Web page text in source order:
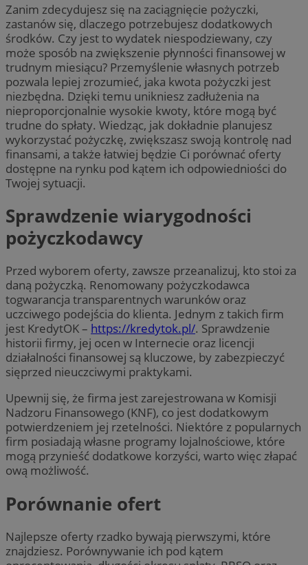
Zanim zdecydujesz się na zaciągnięcie pożyczki,
zastanów się, dlaczego potrzebujesz dodatkowych
środków. Czy jest to wydatek niespodziewany, czy
może sposób na zwiększenie płynności finansowej w
trudnym miesiącu? Przemyślenie własnych potrzeb
pozwala lepiej zrozumieć, jaka kwota pożyczki jest
niezbędna. Dzięki temu unikniesz zadłużenia na
nieproporcjonalnie wysokie kwoty, które mogą być
trudne do spłaty. Wiedząc, jak dokładnie planujesz
wykorzystać pożyczkę, zwiększasz swoją kontrolę nad
finansami, a także łatwiej będzie Ci porównać oferty
dostępne na rynku pod kątem ich odpowiedniości do
Twojej sytuacji.
Sprawdzenie wiarygodności
pożyczkodawcy
Przed wyborem oferty, zawsze przeanalizuj, kto stoi za
daną pożyczką. Renomowany pożyczkodawca
togwarancja transparentnych warunków oraz
uczciwego podejścia do klienta. Jednym z takich firm
jest KredytOK – https://kredytok.pl/. Sprawdzenie
historii firmy, jej ocen w Internecie oraz licencji
działalności finansowej są kluczowe, by zabezpieczyć
sięprzed nieuczciwymi praktykami.
Upewnij się, że firma jest zarejestrowana w Komisji
Nadzoru Finansowego (KNF), co jest dodatkowym
potwierdzeniem jej rzetelności. Niektóre z popularnych
firm posiadają własne programy lojalnościowe, które
mogą przynieść dodatkowe korzyści, warto więc złapać
ową możliwość.
Porównanie ofert
Najlepsze oferty rzadko bywają pierwszymi, które
znajdziesz. Porównywanie ich pod kątem